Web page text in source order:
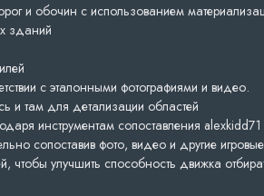
и обочин с использованием
зданий
с эталонными фотографиями и видео.
и там для детализации областей
инструментам сопоставления alexkidd71
сопоставив фото, видео и другие
чтобы улучшить способность движка